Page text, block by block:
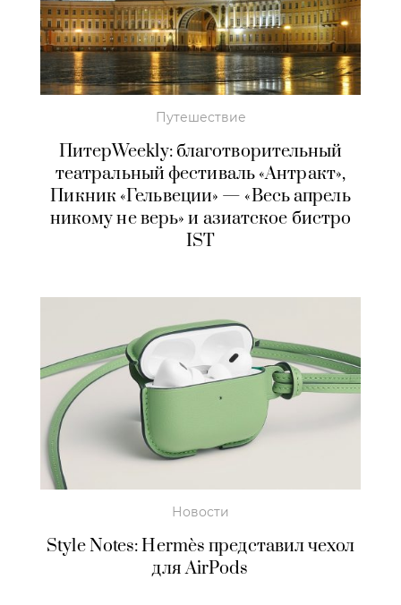
Путешествие
ПитерWeekly: благотворительный
театральный фестиваль «Антракт»,
Пикник «Гельвеции» — «Весь апрель
никому не верь» и азиатское бистро
IST
Новости
Style Notes: Hermès представил чехол
для AirPods